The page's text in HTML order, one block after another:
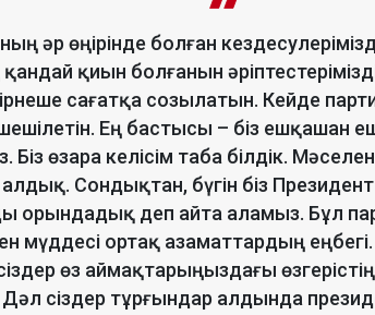
әр өңірінде болған
қиын болғанын
сағатқа созылатын. Кейде
Ең бастысы – біз ешқашан
Біз өзара келісім таба білдік.
Сондықтан, бүгін біз
орындадық деп айта аламыз. Бұл
мүддесі ортақ азаматтардың
өз аймақтарыңыздағы
сіздер тұрғындар алдында